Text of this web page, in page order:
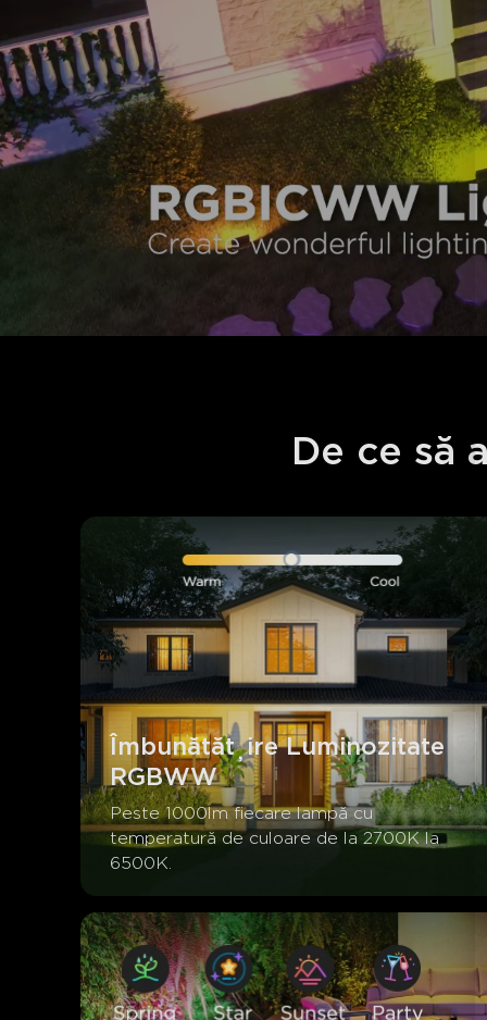
De ce să
Îmbunătățire Luminozitate
RGBWW
Peste 1000lm fiecare lampă cu
temperatură de culoare de la 2700K la
6500K.